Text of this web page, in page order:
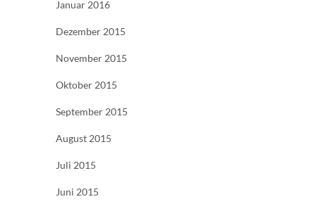
Januar 2016
Dezember 2015
November 2015
Oktober 2015
September 2015
August 2015
Juli 2015
Juni 2015